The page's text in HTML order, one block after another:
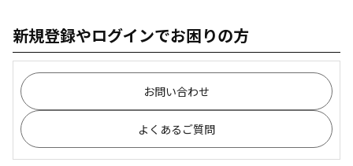
新規登録やログインでお困りの方
お問い合わせ
よくあるご質問